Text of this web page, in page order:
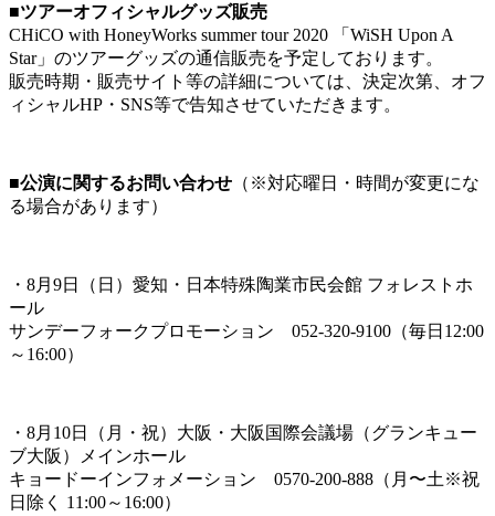
■ツアーオフィシャルグッズ販売
CHiCO with HoneyWorks summer tour 2020 「WiSH Upon A
Star」のツアーグッズの通信販売を予定しております。
販売時期・販売サイト等の詳細については、決定次第、オフ
ィシャルHP・SNS等で告知させていただきます。
■公演に関するお問い合わせ （※対応曜日・時間が変更にな
る場合があります）
・8月9日（日）愛知・日本特殊陶業市民会館 フォレストホ
ール
サンデーフォークプロモーション 052-320-9100（毎日12:00
～16:00）
・8月10日（月・祝）大阪・大阪国際会議場（グランキュー
ブ大阪）メインホール
キョードーインフォメーション 0570-200-888（月〜土※祝
日除く 11:00～16:00）